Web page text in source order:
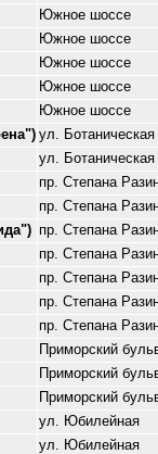
Южное шоссе
Южное шоссе
Южное шоссе
Южное шоссе
Южное шоссе
ул. Ботаническая
ул. Ботаническая
пр. Степана
пр. Степана
пр. Степана
пр. Степана
пр. Степана
пр. Степана
пр. Степана
Приморский
Приморский
Приморский
ул. Юбилейная
ул. Юбилейная